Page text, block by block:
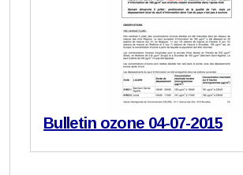
Bulletin ozone 04-07-2015